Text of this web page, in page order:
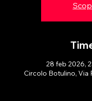
28 feb 2026,
Circolo Botulino, Via